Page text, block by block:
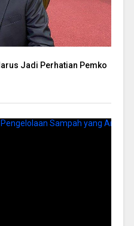
Jadi Perhatian Pemko